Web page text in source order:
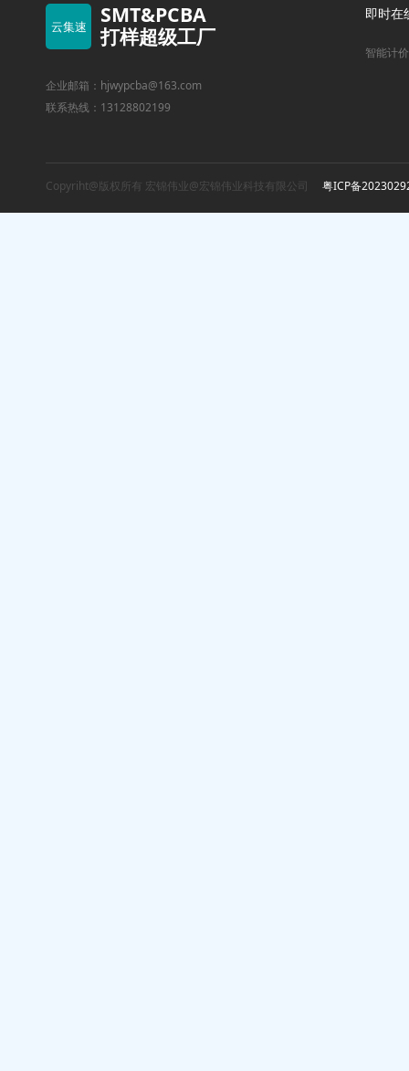
云集速
SMT&PCBA
打样超级工厂
企业邮箱：hjwypcba@163.com
联系热线：13128802199
即时在
智能计价
Copyriht@版权所有 宏锦伟业@宏锦伟业科技有限公司 粤ICP备